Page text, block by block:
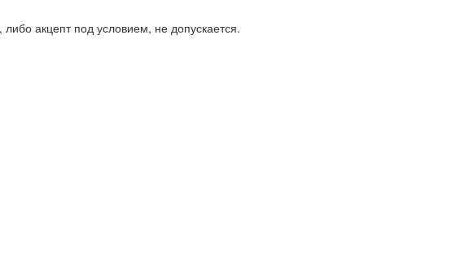
акцепт под условием, не допускается.